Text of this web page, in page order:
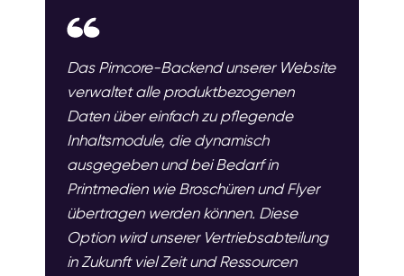
Das Pimcore-Backend unserer Website
verwaltet alle produktbezogenen
Daten über einfach zu pflegende
Inhaltsmodule, die dynamisch
ausgegeben und bei Bedarf in
Printmedien wie Broschüren und Flyer
übertragen werden können. Diese
Option wird unserer Vertriebsabteilung
in Zukunft viel Zeit und Ressourcen